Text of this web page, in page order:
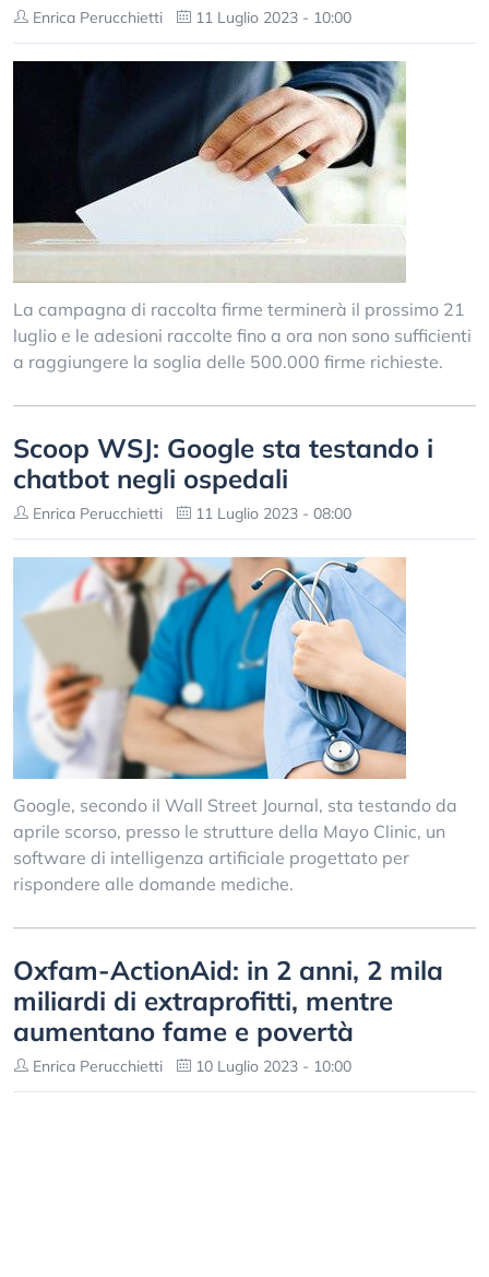
Enrica Perucchietti 11 Luglio 2023 - 10:00
La campagna di raccolta firme terminerà il prossimo 21
luglio e le adesioni raccolte fino a ora non sono sufficienti
a raggiungere la soglia delle 500.000 firme richieste.
Scoop WSJ: Google sta testando i
chatbot negli ospedali
Enrica Perucchietti 11 Luglio 2023 - 08:00
Google, secondo il Wall Street Journal, sta testando da
aprile scorso, presso le strutture della Mayo Clinic, un
software di intelligenza artificiale progettato per
rispondere alle domande mediche.
Oxfam-ActionAid: in 2 anni, 2 mila
miliardi di extraprofitti, mentre
aumentano fame e povertà
Enrica Perucchietti 10 Luglio 2023 - 10:00